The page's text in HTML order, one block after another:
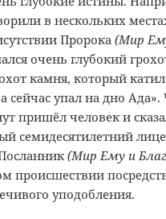
в нескольких
Пророка(Мир
очень глубокий
камня, который
сейчас упал на дно Ада».
пришёл человек и
семидесятилетний
(Мир Ему и
происшествии
уподобления.